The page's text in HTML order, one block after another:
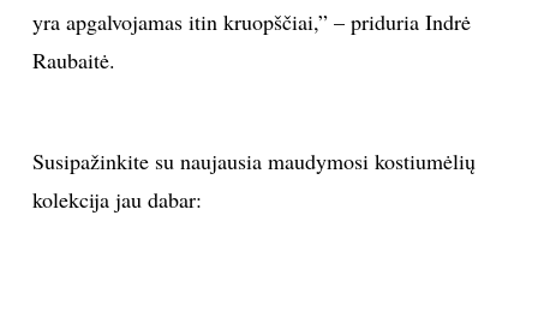
NELAIMĖS
PRIVATUMO POLITIKA
yra apgalvojamas itin kruopščiai,” – priduria Indrė
Raubaitė.
Susipažinkite su naujausia maudymosi kostiumėlių
kolekcija jau dabar: